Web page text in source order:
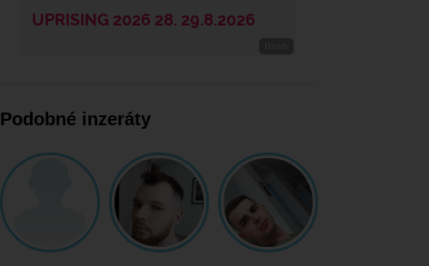
Podobné inzeráty